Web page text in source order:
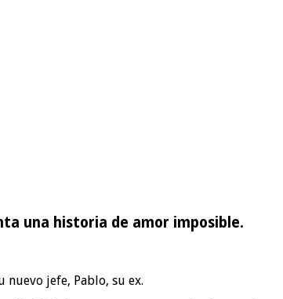
una historia de amor imposible.
jefe, Pablo, su ex.